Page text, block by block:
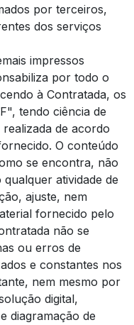
por terceiros,
dos serviços
impressos
por todo o
à Contratada, os
tendo ciência de
de acordo
O conteúdo
se encontra, não
atividade de
ajuste, nem
fornecido pelo
não se
ou erros de
e constantes nos
nem mesmo por
digital,
diagramação de